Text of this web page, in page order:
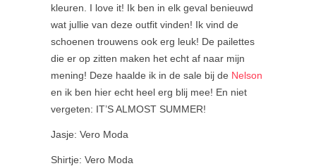
kleuren. I love it! Ik ben in elk geval benieuwd
wat jullie van deze outfit vinden! Ik vind de
schoenen trouwens ook erg leuk! De pailettes
die er op zitten maken het echt af naar mijn
mening! Deze haalde ik in de sale bij de Nelson
en ik ben hier echt heel erg blij mee! En niet
vergeten: IT’S ALMOST SUMMER!
Jasje: Vero Moda
Shirtje: Vero Moda